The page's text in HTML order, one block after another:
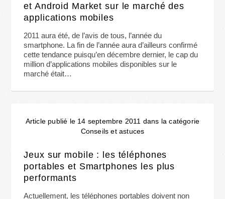
et Android Market sur le marché des
applications mobiles
2011 aura été, de l’avis de tous, l’année du
smartphone. La fin de l’année aura d’ailleurs confirmé
cette tendance puisqu’en décembre dernier, le cap du
million d’applications mobiles disponibles sur le
marché était…
Article publié le 14 septembre 2011 dans la catégorie
Conseils et astuces
Jeux sur mobile : les téléphones
portables et Smartphones les plus
performants
Actuellement, les téléphones portables doivent non